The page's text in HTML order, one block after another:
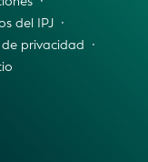
del IPJ
privacidad